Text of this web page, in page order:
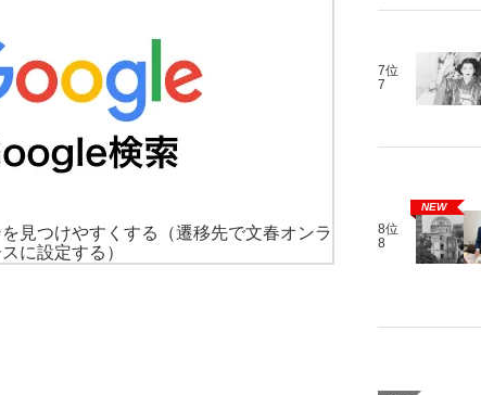
見つけやすくする
（遷移先で文春オンラ
に設定する）
7位
7
8位
8
NEW